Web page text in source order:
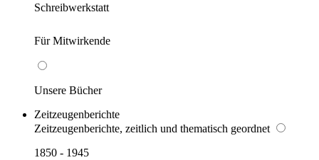
Schreibwerkstatt
Für Mitwirkende
Unsere Bücher
Zeitzeugenberichte
Zeitzeugenberichte, zeitlich und thematisch geordnet
1850 - 1945